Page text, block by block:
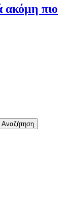
ακόμη πιο